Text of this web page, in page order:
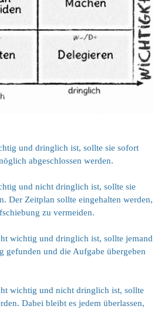
und dringlich ist, sollte sie sofort
abgeschlossen werden.
und nicht dringlich ist, sollte sie
Der Zeitplan sollte eingehalten werden,
zu vermeiden.
wichtig und dringlich ist, sollte jemand
gefunden und die Aufgabe übergeben
wichtig und nicht dringlich ist, sollte
Dabei bleibt es jedem überlassen,